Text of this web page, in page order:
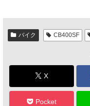
c
e
b
o
k
tt
er
e
バイク CB400SF
X
Pocket